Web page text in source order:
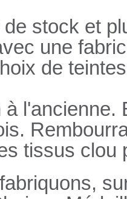
de stock et
une
de
à
tissus clou